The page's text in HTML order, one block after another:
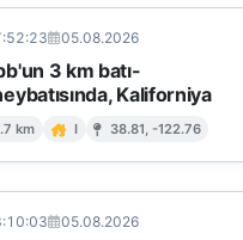
05.08.2026
3 km batı-
Kaliforniya
km I 38.81, -122.76
05.08.2026